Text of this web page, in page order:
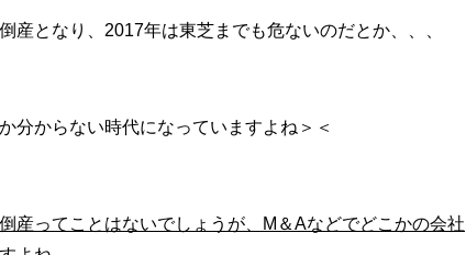
産となり、2017年は東芝までも危ないのだとか、、、
分からない時代になっていますよね＞＜
産ってことはないでしょうが、M＆Aなどでどこかの会社